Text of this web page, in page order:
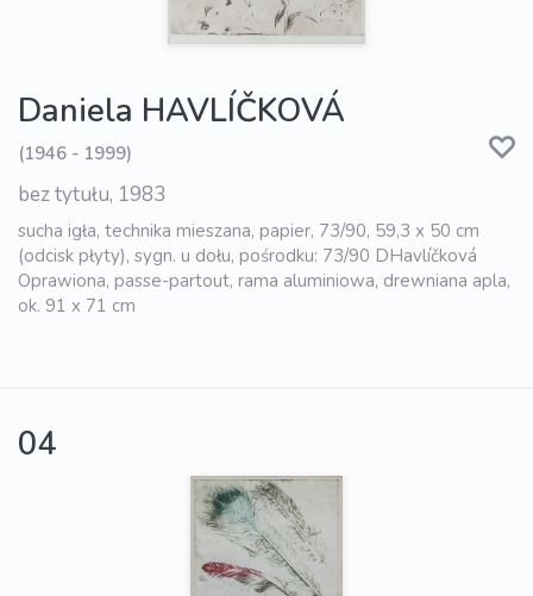
Daniela HAVLÍČKOVÁ
(1946 - 1999)
bez tytułu, 1983
sucha igła, technika mieszana, papier, 73/90, 59,3 x 50 cm
(odcisk płyty), sygn. u dołu, pośrodku: 73/90 DHavlíčková
Oprawiona, passe-partout, rama aluminiowa, drewniana apla,
ok. 91 x 71 cm
04